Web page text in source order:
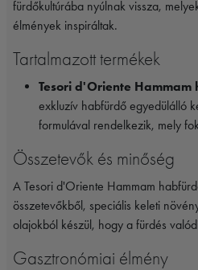
fürdőkultúrába nyúlnak vissza,
élmények inspiráltak.
Tartalmazott termékek
Tesori d'Oriente
exkluzív habfürdő egyedülálló
formulával rendelkezik, mely
Összetevők és minőség
A Tesori d'Oriente Hammam
összetevőkből, speciális keleti
olajokból készül, hogy a fürdés
Gasztronómiai élmény